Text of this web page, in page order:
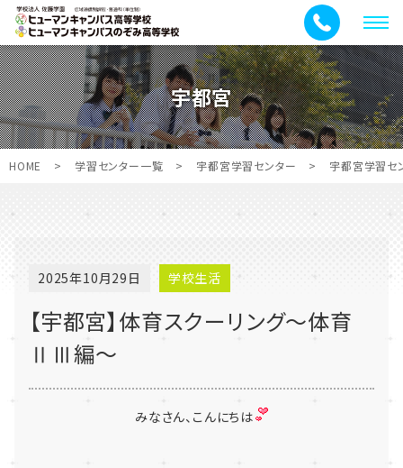
メ
ニ
ュ
ー
宇都宮
HOME > 学習センター一覧 > 宇都宮学習センター > 宇都宮学習セ
2025年10月29日 学校生活
【宇都宮】体育スクーリング～体育
ⅡⅢ編～
みなさん、こんにちは